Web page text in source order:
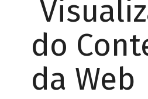
do
da Web